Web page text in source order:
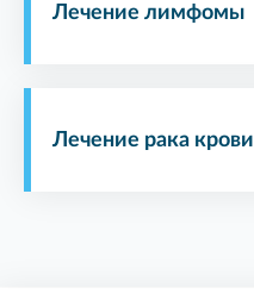
Лечение лимфомы
Лечение рака крови